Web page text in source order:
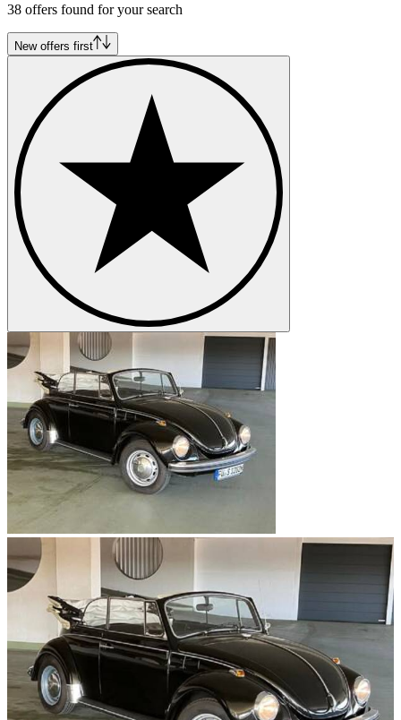
Volkswagen Buggy
Volkswagen Corrado
Volkswagen Golf
Volkswagen Karmann Ghia
Volkswagen Kübel
Volkswagen New Beetle
Volkswagen Passat
Volkswagen Phaeton
Volkswagen Polo
Volkswagen Transporter
Volkswagen Type 3
38 offers found for your search
New offers first